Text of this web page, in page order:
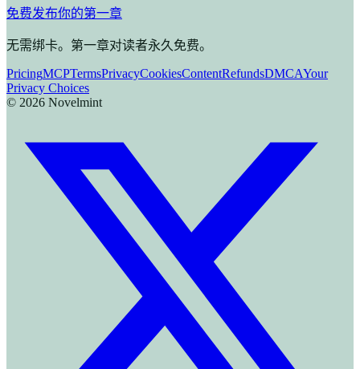
免费发布你的第一章
无需绑卡。第一章对读者永久免费。
PricingMCPTermsPrivacyCookiesContentRefundsDMCAYour
Privacy Choices
© 2026 Novelmint